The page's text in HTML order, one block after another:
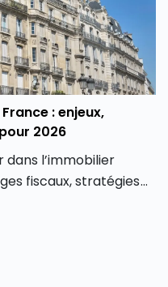
: enjeux,
2026
l’immobilier
fiscaux, stratégies